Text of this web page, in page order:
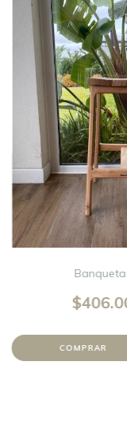
COMPRAR